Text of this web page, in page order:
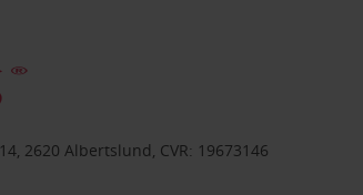
2620 Albertslund, CVR: 19673146